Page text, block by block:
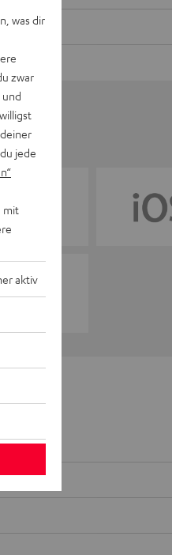
was dir
zwar
jede
mit
aktiv